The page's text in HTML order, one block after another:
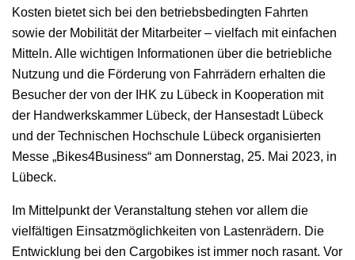
Kosten bietet sich bei den betriebsbedingten Fahrten
sowie der Mobilität der Mitarbeiter – vielfach mit einfachen
Mitteln. Alle wichtigen Informationen über die betriebliche
Nutzung und die Förderung von Fahrrädern erhalten die
Besucher der von der IHK zu Lübeck in Kooperation mit
der Handwerkskammer Lübeck, der Hansestadt Lübeck
und der Technischen Hochschule Lübeck organisierten
Messe „Bikes4Business“ am Donnerstag, 25. Mai 2023, in
Lübeck.
Im Mittelpunkt der Veranstaltung stehen vor allem die
vielfältigen Einsatzmöglichkeiten von Lastenrädern. Die
Entwicklung bei den Cargobikes ist immer noch rasant. Vor